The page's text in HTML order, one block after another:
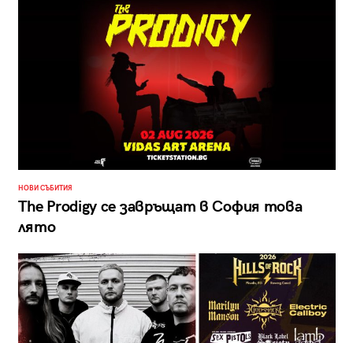
НОВИ СЪБИТИЯ
The Prodigy се завръщат в София това
лято